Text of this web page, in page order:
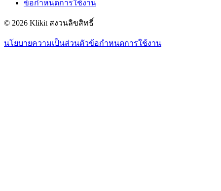
ข้อกำหนดการใช้งาน
© 2026 Klikit สงวนลิขสิทธิ์
นโยบายความเป็นส่วนตัวข้อกำหนดการใช้งาน